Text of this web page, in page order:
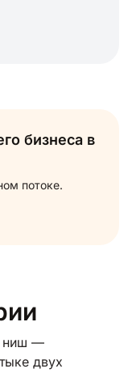
бизнеса в
потоке.
ниш —
двух